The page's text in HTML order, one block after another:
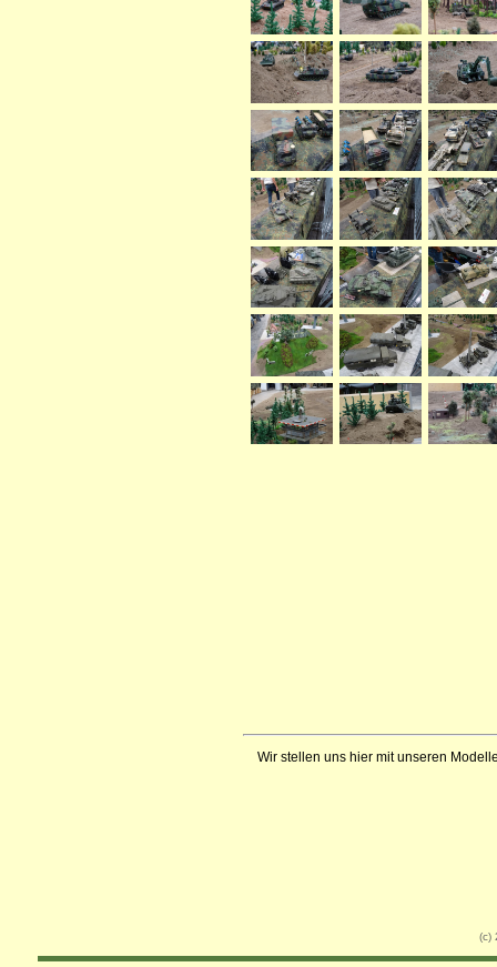
Wir stellen uns hier mit unseren
(c)